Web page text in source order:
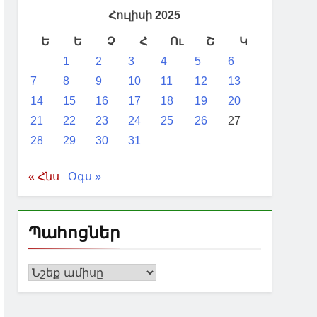
հետ կապերի ամրապնդմանը.
Հուլիսի 2025
Ե Ե Չ Հ Ու Շ
Կ
1
2 3 4 5
6
7
8 9 10 11 12
13
14
15 16 17 18 19
20
21
22 23 24 25 26
27
28
29 30 31
« Հնս Օգս »
Պահոցներ
Պահոցներ